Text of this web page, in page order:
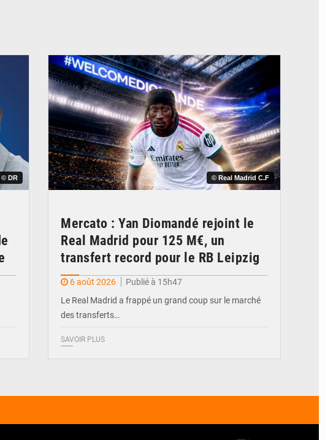
© DR © Real Madrid C.F
Mercato : Yan Diomandé rejoint le
Real Madrid pour 125 M€, un
transfert record pour le RB Leipzig
6 août 2026
Publié à 15h47
Le Real Madrid a frappé un grand coup sur le marché
des transferts…
SAVOIR PLUS